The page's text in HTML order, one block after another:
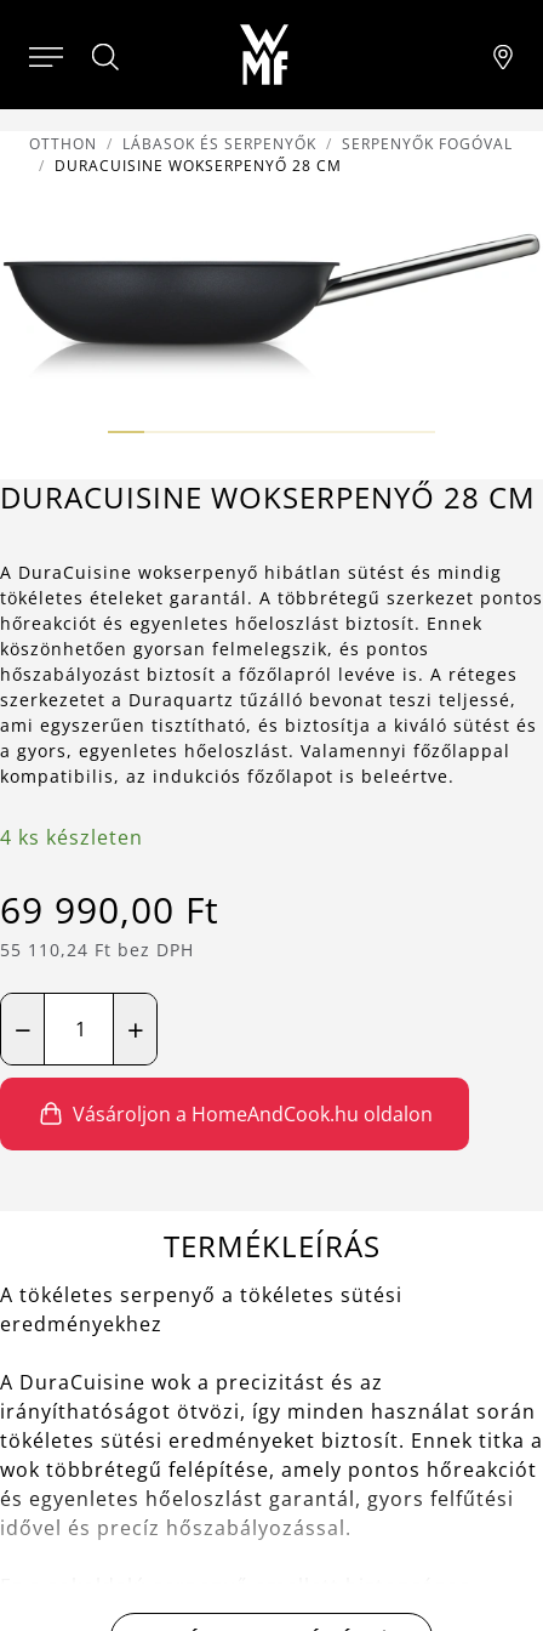
OTTHON LÁBASOK ÉS SERPENYŐK
SERPENYŐK FOGÓVAL
DURACUISINE WOKSERPENYŐ 28 CM
DURACUISINE WOKSERPENYŐ 28 CM
A DuraCuisine wokserpenyő hibátlan sütést és mindig
tökéletes ételeket garantál. A többrétegű szerkezet pontos
hőreakciót és egyenletes hőeloszlást biztosít. Ennek
köszönhetően gyorsan felmelegszik, és pontos
hőszabályozást biztosít a főzőlapról levéve is. A réteges
szerkezetet a Duraquartz tűzálló bevonat teszi teljessé,
ami egyszerűen tisztítható, és biztosítja a kiváló sütést és
a gyors, egyenletes hőeloszlást. Valamennyi főzőlappal
kompatibilis, az indukciós főzőlapot is beleértve.
4 ks készleten
69 990,00 Ft
55 110,24 Ft bez DPH
+
−
Vásároljon a HomeAndCook.hu oldalon
TERMÉKLEÍRÁS
A tökéletes serpenyő a tökéletes sütési
eredményekhez
A DuraCuisine wok a precizitást és az
irányíthatóságot ötvözi, így minden használat során
tökéletes sütési eredményeket biztosít. Ennek titka a
wok többrétegű felépítése, amely pontos hőreakciót
és egyenletes hőeloszlást garantál, gyors felfűtési
idővel és precíz hőszabályozással.
hőálló Duraquarz® bevonattal rendelkezik, amely